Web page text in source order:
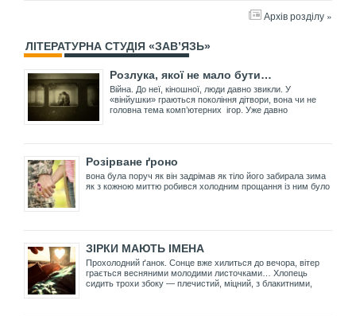
Архів розділу »
ЛІТЕРАТУРНА СТУДІЯ «ЗАВ’ЯЗЬ»
Розлука, якої не мало бути…
Війна. До неї, кіношної, люди давно звикли. У
«вінйушки» граються покоління дітвори, вона чи не
головна тема комп’ютерних ігор. Уже давно
Розірване ґроно
вона була поруч як він задрімав як тіло його забирала зима
як з кожною миттю робився холодним прощання із ним було
ЗІРКИ МАЮТЬ ІМЕНА
Прохолодний ґанок. Сонце вже хилиться до вечора, вітер
грається весняними молодими листочками… Хлопець
сидить трохи збоку — плечистий, міцний, з блакитними,